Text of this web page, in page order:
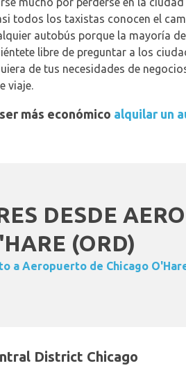
todos los taxistas conocen el
autobús porque la mayoría
libre de preguntar a los
de tus necesidades de
viaje.
más económico alquilar un
DESDE
(ORD)
a Aeropuerto de Chicago
District Chicago